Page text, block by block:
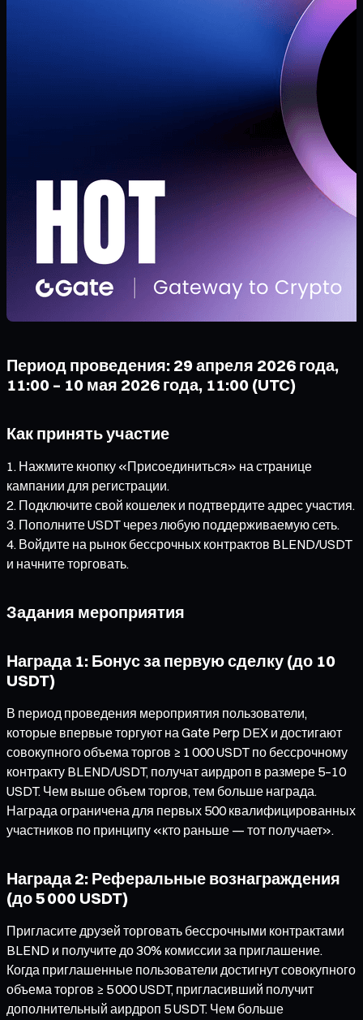
Период проведения: 29 апреля 2026 года,
11:00 – 10 мая 2026 года, 11:00 (UTC)
Как принять участие
Нажмите кнопку «Присоединиться» на странице
кампании для регистрации.
Подключите свой кошелек и подтвердите адрес участия.
Пополните USDT через любую поддерживаемую сеть.
Войдите на рынок бессрочных контрактов BLEND/USDT
и начните торговать.
Задания мероприятия
Награда 1: Бонус за первую сделку (до 10
USDT)
В период проведения мероприятия пользователи,
которые впервые торгуют на Gate Perp DEX и достигают
совокупного объема торгов ≥ 1 000 USDT по бессрочному
контракту BLEND/USDT, получат аирдроп в размере 5–10
USDT. Чем выше объем торгов, тем больше награда.
Награда ограничена для первых 500 квалифицированных
участников по принципу «кто раньше — тот получает».
Награда 2: Реферальные вознаграждения
(до 5 000 USDT)
Пригласите друзей торговать бессрочными контрактами
BLEND и получите до 30% комиссии за приглашение.
Когда приглашенные пользователи достигнут совокупного
объема торгов ≥ 5 000 USDT, пригласивший получит
дополнительный аирдроп 5 USDT. Чем больше